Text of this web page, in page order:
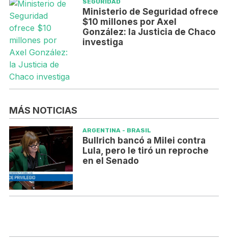
Ministerio de Seguridad ofrece
$10 millones por Axel
González: la Justicia de Chaco
investiga
MÁS NOTICIAS
ARGENTINA - BRASIL
Bullrich bancó a Milei contra
Lula, pero le tiró un reproche
en el Senado